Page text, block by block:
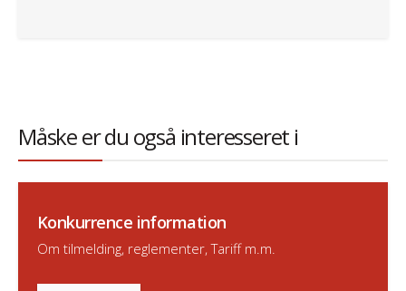
Måske er du også interesseret i
Konkurrence information
Om tilmelding, reglementer, Tariff m.m.